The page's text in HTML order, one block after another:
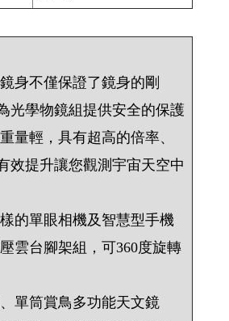
身不僅保證了鏡身的剛
光學物鏡組提供安全的保護
量輕，具有超高的倍率、
效提升讓您觀測宇宙天空中
的單眼相機及智慧型手機
雲台腳架組，可360度旋轉
單筒賞鳥多功能天文鏡